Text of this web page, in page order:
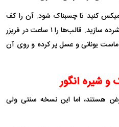
میکس کنید تا چسبناک شود. آن را کف
قالب‌های تارت کوچک پهن کنید و فشرده سازید. قالب‌ها را ۱ ساعت در فریزر
ماست یونانی و عسل پر کرده و روی آن
هستند، اما این نسخه سنتی ولی